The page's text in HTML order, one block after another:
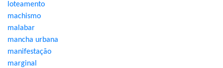
loteamento
machismo
malabar
mancha urbana
manifestação
marginal